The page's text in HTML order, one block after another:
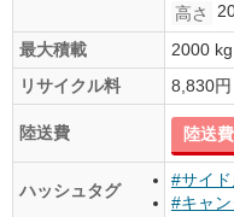
高さ
最大積載
2000 kg
リサイクル料
8,830円
陸送費 陸送
ハッシュタグ
#サイ
#キャ